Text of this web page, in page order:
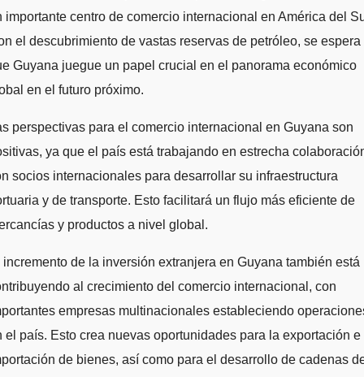
importante centro de comercio internacional en América del
el descubrimiento de vastas reservas de petróleo, se espera
Guyana juegue un papel crucial en el panorama económico
en el futuro próximo.
perspectivas para el comercio internacional en Guyana son
ya que el país está trabajando en estrecha
socios internacionales para desarrollar su infraestructura
y de transporte. Esto facilitará un flujo más eficiente de
y productos a nivel global.
incremento de la inversión extranjera en Guyana también está
al crecimiento del comercio internacional, con
empresas multinacionales estableciendo
el país. Esto crea nuevas oportunidades para la exportación e
de bienes, así como para el desarrollo de cadenas